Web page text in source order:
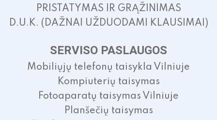
PRISTATYMAS IR GRĄŽINIMAS
D.U.K. (DAŽNAI UŽDUODAMI KLAUSIMAI)
SERVISO PASLAUGOS
Mobiliųjų telefonų taisykla Vilniuje
Kompiuterių taisymas
Fotoaparatų taisymas Vilniuje
Planšečių taisymas